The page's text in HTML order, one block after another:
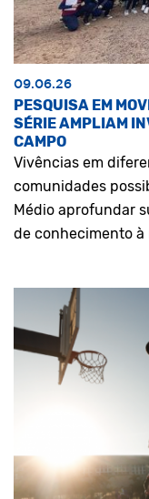
09.06.26
PESQUISA EM
SÉRIE AMPLIAM
CAMPO
Vivências em
comunidades
Médio aprofundar
de conhecimento à